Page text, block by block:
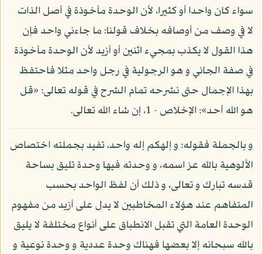
سواء كان واحدا أو كثيرا، لأن الوحدة مأخوذة في أصل الذات
لا في وصف من أوصافه بخلاف قولنا: ما جاءني واحد فإن
هذا القول لا يكذب بمجيء اثنين أو أزيد لأن الوحدة مأخوذة
في صفة الجائي و هو الرجولية في رجل واحد مثلا فاحتفظ
بهذا الإجمال حتى نشرحه تمام الشرح في قوله تعالى: «قل
هو الله أحد»: الإخلاص - 1، إن شاء الله تعالى.
و بالجملة فقوله: و إلهكم إله واحد، تفيد بجملته اختصاص
الألوهية بالله عز اسمه، و وحدته فيها وحدة تليق بساحة
قدسه تبارك و تعالى، و ذلك أن لفظ الواحد بحسب
المتفاهم عند هؤلاء المخاطبين لا يدل على أزيد من مفهوم
الوحدة العامة التي تقبل الانطباق على أنواع مختلفة لا يليق
بالله سبحانه إلا بعضها فهناك وحدة عددية و وحدة نوعية و